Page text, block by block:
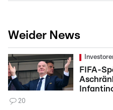
Weider News
FIFA-
20